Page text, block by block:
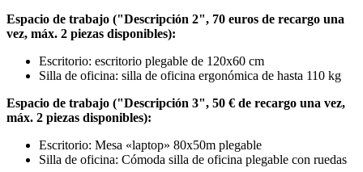
Espacio de trabajo ("Descripción 2", 70 euros de recargo una
vez, máx. 2 piezas disponibles):
Escritorio: escritorio plegable de 120x60 cm
Silla de oficina: silla de oficina ergonómica de hasta 110 kg
Espacio de trabajo ("Descripción 3", 50 € de recargo una vez,
máx. 2 piezas disponibles):
Escritorio: Mesa «laptop» 80x50m plegable
Silla de oficina: Cómoda silla de oficina plegable con ruedas